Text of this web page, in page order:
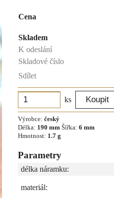
Cena
Skladem
K odeslání
Skladové číslo
Sdílet
ks
Výrobce: český
Délka: 190 mm Šířka: 6 mm
Hmotnost: 1.7 g
Parametry
délka náramku:
materiál: